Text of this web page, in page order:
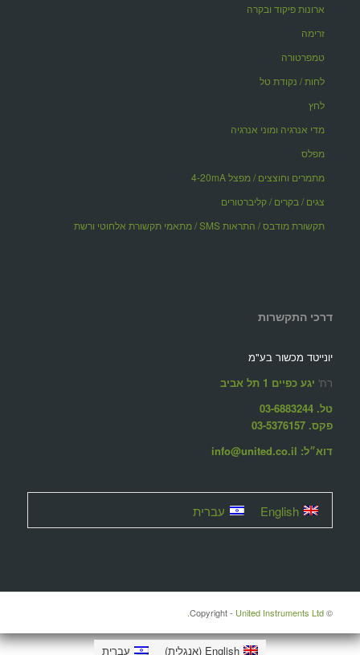
ארונות פיקוד ובקרה
זרימה
טמפרטורה
לחות / נקודת טל
לחץ
מדי אנרגיה ומוני אנרגיה
מפלס
מתמרים וחוצצים / מפצל 4-20mA
צגים / בקרים / קליברטורים
תקשורת מודבס / התראות SMS / מתאמי תקשורת אלחוטי ורשת
דרכי התקשרות
יונייטד מכשור בע"מ
רח' יגע כפיים 1 תל אביב
טל. 03-6883244
פקס. 03-5376157
דוא״ל: info@united.co.il
English עברית
© ‫Copyright -
United Instruments Ltd.
English
(אנגלית) עברית